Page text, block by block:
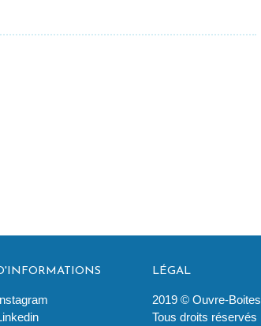
LÉGAL
2019 © Ouvre-Boites
Tous droits réservés